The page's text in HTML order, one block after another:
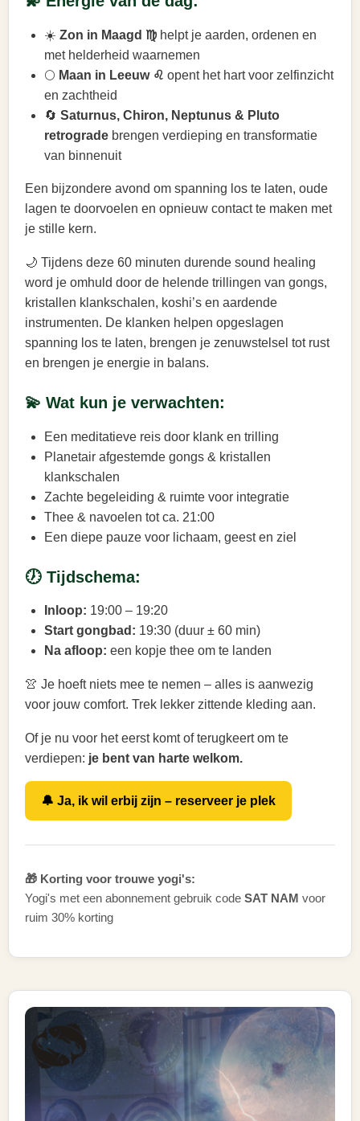
☀️ Zon in Maagd ♍helpt je aarden, ordenen en
met helderheid waarnemen
🌕 Maan in Leeuw ♌ opent het hart voor zelfinzicht
en zachtheid
🔄 Saturnus, Chiron, Neptunus & Pluto
retrograde brengen verdieping en transformatie
van binnenuit
Een bijzondere avond om spanning los te laten, oude
lagen te doorvoelen en opnieuw contact te maken met
je stille kern.
🌙 Tijdens deze 60 minuten durende sound healing
word je omhuld door de helende trillingen van gongs,
kristallen klankschalen, koshi’s en aardende
instrumenten. De klanken helpen opgeslagen
spanning los te laten, brengen je zenuwstelsel tot rust
en brengen je energie in balans.
💫 Wat kun je verwachten:
Een meditatieve reis door klank en trilling
Planetair afgestemde gongs & kristallen
klankschalen
Zachte begeleiding & ruimte voor integratie
Thee & navoelen tot ca. 21:00
Een diepe pauze voor lichaam, geest en ziel
🕖 Tijdschema:
Inloop: 19:00 – 19:20
Start gongbad: 19:30 (duur ± 60 min)
Na afloop: een kopje thee om te landen
👚 Je hoeft niets mee te nemen – alles is aanwezig
voor jouw comfort. Trek lekker zittende kleding aan.
Of je nu voor het eerst komt of terugkeert om te
verdiepen: je bent van harte welkom.
🔔 Ja, ik wil erbij zijn – reserveer je plek
🎁 Korting voor trouwe yogi's:
Yogi's met een abonnement gebruik code SAT NAM voor
ruim 30% korting